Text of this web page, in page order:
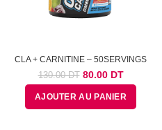
CLA + CARNITINE – 50SERVINGS
130.00DT Le
prix
initial
était :
80.00DTLe
prix
actuel
est :
AJOUTER AU PANIER